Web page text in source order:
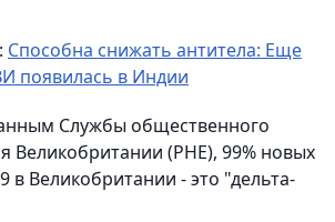
: Способна снижать антитела: Еще
появилась в Индии
Службы общественного
Великобритании (PHE), 99% новых
в Великобритании - это "дельта-